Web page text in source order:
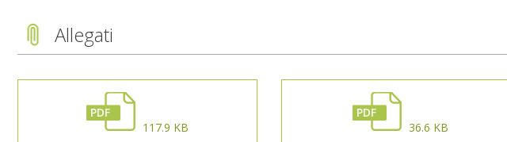
Allegati
PDF
117.9 KB
PDF
36.6 KB